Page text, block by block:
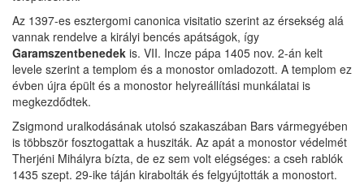
Az 1397-es esztergomi canonica visitatio szerint az érsekség alá
vannak rendelve a királyi bencés apátságok, így
Garamszentbenedek is. VII. Incze pápa 1405 nov. 2-án kelt
levele szerint a templom és a monostor omladozott. A templom ez
évben újra épült és a monostor helyreállítási munkálatai is
megkezdődtek.
Zsigmond uralkodásának utolsó szakaszában Bars vármegyében
is többször fosztogattak a husziták. Az apát a monostor védelmét
Therjéni Mihályra bízta, de ez sem volt elégséges: a cseh rablók
1435 szept. 29-ike táján kirabolták és felgyújtották a monostort.